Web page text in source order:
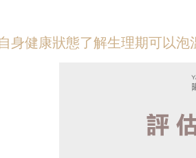
身健康狀態了解生理期可以泡